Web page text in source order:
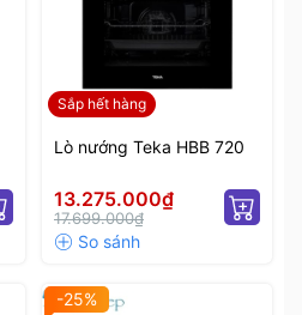
Sắp hết hàng
Lò nướng Teka HBB 720
13.275.000₫
17.699.000₫
-25%